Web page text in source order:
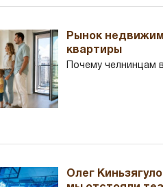
Рынок
квартиры
Почему челнинцам
Олег